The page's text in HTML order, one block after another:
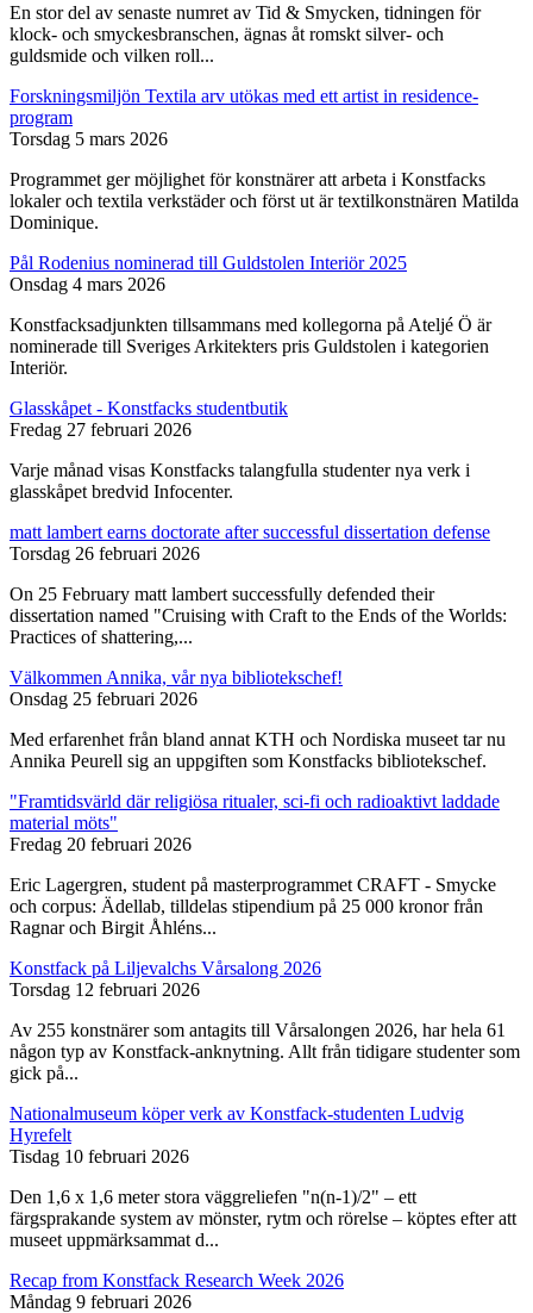
En stor del av senaste numret av Tid & Smycken, tidningen för
klock- och smyckesbranschen, ägnas åt romskt silver- och
guldsmide och vilken roll...
Forskningsmiljön Textila arv utökas med ett artist in residence-
program
Torsdag 5 mars 2026
Programmet ger möjlighet för konstnärer att arbeta i Konstfacks
lokaler och textila verkstäder och först ut är textilkonstnären Matilda
Dominique.
Pål Rodenius nominerad till Guldstolen Interiör 2025
Onsdag 4 mars 2026
Konstfacksadjunkten tillsammans med kollegorna på Ateljé Ö är
nominerade till Sveriges Arkitekters pris Guldstolen i kategorien
Interiör.
Glasskåpet - Konstfacks studentbutik
Fredag 27 februari 2026
Varje månad visas Konstfacks talangfulla studenter nya verk i
glasskåpet bredvid Infocenter.
matt lambert earns doctorate after successful dissertation defense
Torsdag 26 februari 2026
On 25 February matt lambert successfully defended their
dissertation named "Cruising with Craft to the Ends of the Worlds:
Practices of shattering,...
Välkommen Annika, vår nya bibliotekschef!
Onsdag 25 februari 2026
Med erfarenhet från bland annat KTH och Nordiska museet tar nu
Annika Peurell sig an uppgiften som Konstfacks bibliotekschef.
"Framtidsvärld där religiösa ritualer, sci-fi och radioaktivt laddade
material möts"
Fredag 20 februari 2026
Eric Lagergren, student på masterprogrammet CRAFT - Smycke
och corpus: Ädellab, tilldelas stipendium på 25 000 kronor från
Ragnar och Birgit Åhléns...
Konstfack på Liljevalchs Vårsalong 2026
Torsdag 12 februari 2026
Av 255 konstnärer som antagits till Vårsalongen 2026, har hela 61
någon typ av Konstfack-anknytning. Allt från tidigare studenter som
gick på...
Nationalmuseum köper verk av Konstfack-studenten Ludvig
Hyrefelt
Tisdag 10 februari 2026
Den 1,6 x 1,6 meter stora väggreliefen "n(n-1)/2" – ett
färgsprakande system av mönster, rytm och rörelse – köptes efter att
museet uppmärksammat d...
Recap from Konstfack Research Week 2026
Måndag 9 februari 2026